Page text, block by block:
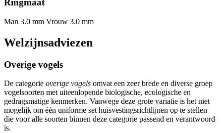
Ringmaat
Man 3.0 mm Vrouw 3.0 mm
Welzijnsadviezen
Overige vogels
De categorie overige vogels omvat een zeer brede en diverse groep
vogelsoorten met uiteenlopende biologische, ecologische en
gedragsmatige kenmerken. Vanwege deze grote variatie is het niet
mogelijk om één uniforme set huisvestingsrichtlijnen op te stellen
die voor alle soorten binnen deze categorie passend en verantwoord
is.